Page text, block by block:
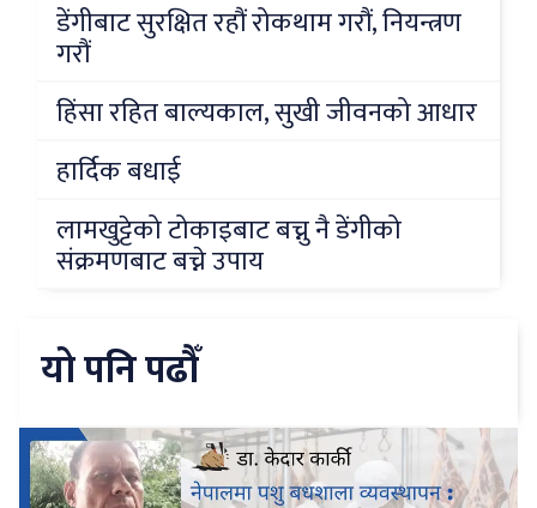
डेंगीबाट सुरक्षित रहौं रोकथाम गरौं, नियन्त्रण
गरौं
हिंसा रहित बाल्यकाल, सुखी जीवनको आधार
हार्दिक बधाई
लामखुट्टेको टोकाइबाट बच्नु नै डेंगीको
संक्रमणबाट बच्ने उपाय
यो पनि पढौँ